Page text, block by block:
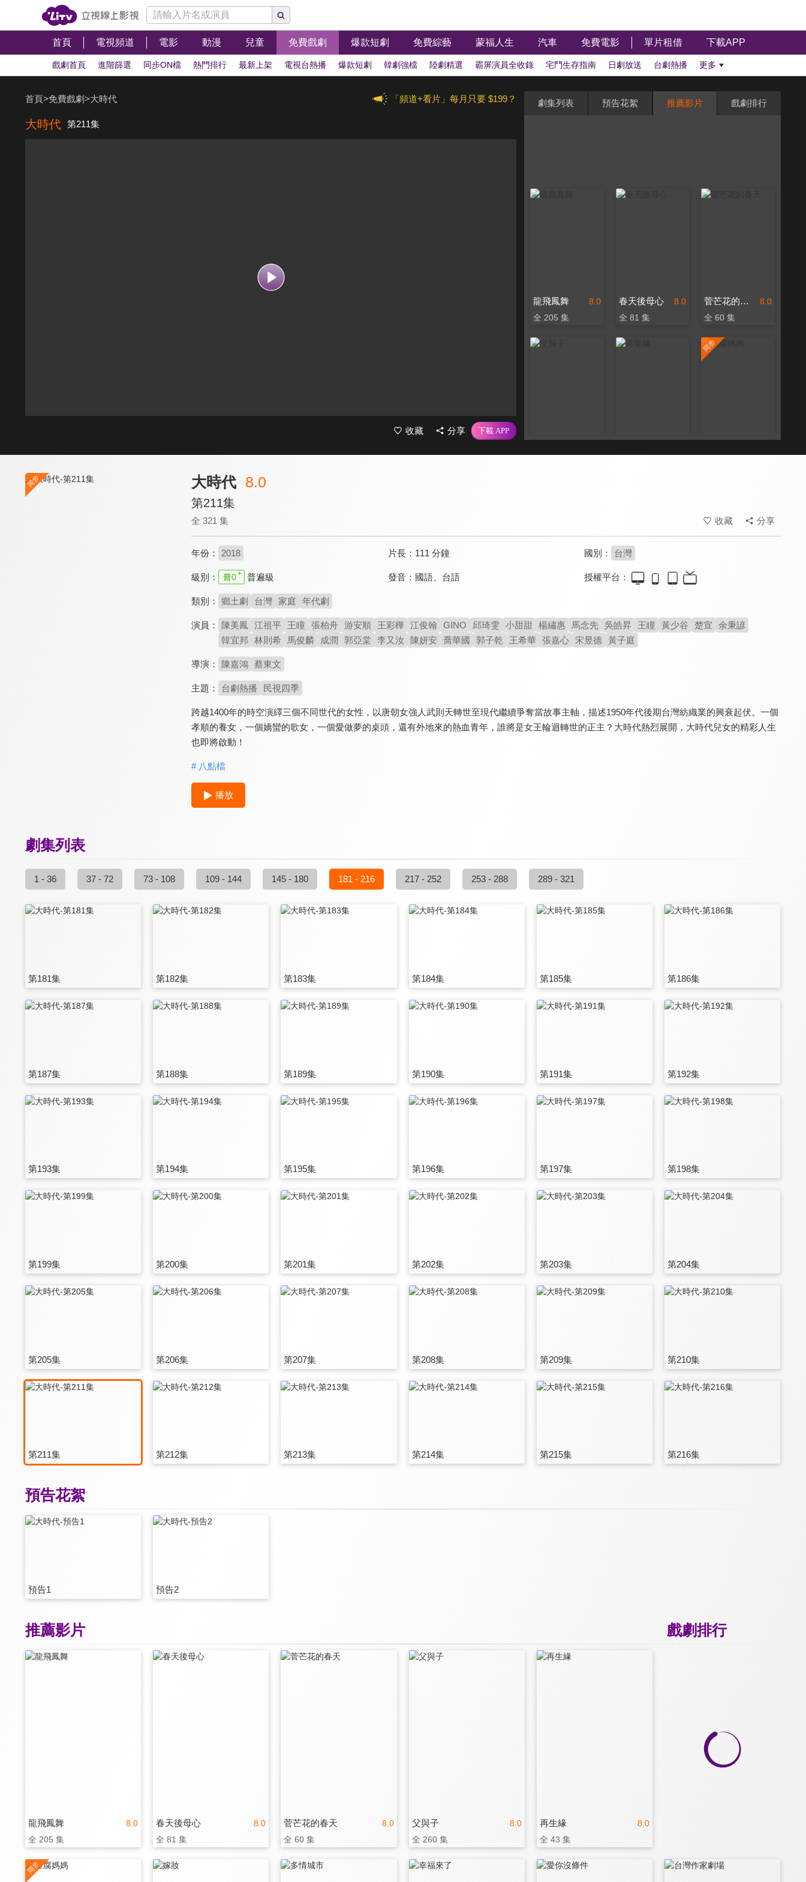
首頁 電視頻道 電影 動漫 兒童 免費戲劇 爆款短劇 免費綜藝 蒙福人生 汽車 免費電影 單片租借 下載APP
戲劇首頁 進階篩選 同步ON檔 熱門排行 最新上架 電視台熱播 爆款短劇 韓劇強檔 陸劇精選 霸屏演員全收錄 宅鬥生存指南 日劇放送 台劇熱播 更多
「頻道+看片」每月只要 $199？
首頁>免費戲劇>大時代
大時代 第211集
收藏 分享
劇集列表 預告花絮 推薦影片 戲劇排行
8.0
龍飛鳳舞
全 205 集
8.0
春天後母心
全 81 集
8.0
菅芒花的春天
全 60 集
全 324 集 全 454 集 全 260 集
大時代 8.0
第211集
全 321 集 收藏 分享
年份： 2018 片長： 111 分鐘 國別： 台灣
級別： 普遍級 發音： 國語、 台語 授權平台：
類別： 鄉土劇 台灣 家庭 年代劇
演員： 陳美鳳 江祖平 王瞳 張柏舟 游安順 王彩樺 江俊翰 GINO 邱琦雯 小甜甜 楊繡惠 馬念先 吳皓昇 王瞳 黃少谷 楚宣
余秉諺
韓宜邦
林則希 馬俊麟 成潤 郭亞棠 李又汝 陳妍安 喬華國 郭子乾 王希華 張嘉心 宋昱德 黃子庭
導演： 陳嘉鴻 蔡東文
主題： 台劇熱播 民視四季
跨越1400年的時空演繹三個不同世代的女性，以唐朝女強人武則天轉世至現代繼續爭奪當故事主軸，描述1950年代後期台灣紡織業的興衰起伏。一個
孝順的養女，一個嬌蠻的歌女，一個愛做夢的桌頭，還有外地來的熱血青年，誰將是女王輪迴轉世的正主？大時代熱烈展開，大時代兒女的精彩人生
也即將啟動！
# 八點檔
播放
劇集列表
1 - 36 37 - 72 73 - 108 109 - 144 145 - 180 181 - 216 217 - 252 253 - 288 289 - 321
第181集 第182集 第183集 第184集 第185集 第186集
第187集 第188集 第189集 第190集 第191集 第192集
第193集 第194集 第195集 第196集 第197集 第198集
第199集 第200集 第201集 第202集 第203集 第204集
第205集 第206集 第207集 第208集 第209集 第210集
第211集 第212集 第213集 第214集 第215集 第216集
預告花絮
預告1 預告2
戲劇排行
推薦影片
8.0
龍飛鳳舞
全 205 集
8.0
春天後母心
全 81 集
8.0
菅芒花的春天
全 60 集
8.0
父與子
全 260 集
8.0
再生緣
全 43 集